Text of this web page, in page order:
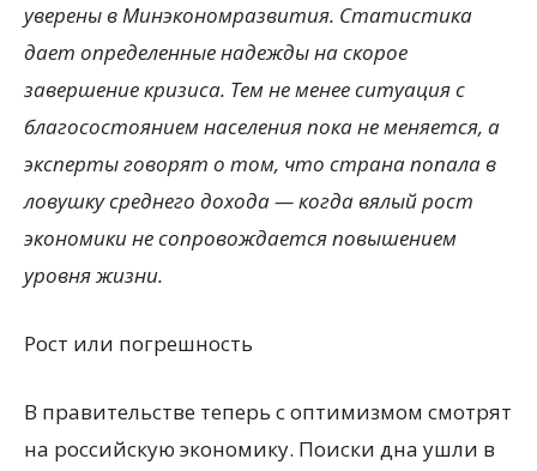
уверены в Минэкономразвития. Статистика
дает определенные надежды на скорое
завершение кризиса. Тем не менее ситуация с
благосостоянием населения пока не меняется, а
эксперты говорят о том, что страна попала в
ловушку среднего дохода — когда вялый рост
экономики не сопровождается повышением
уровня жизни.
Рост или погрешность
В правительстве теперь с оптимизмом смотрят
на российскую экономику. Поиски дна ушли в